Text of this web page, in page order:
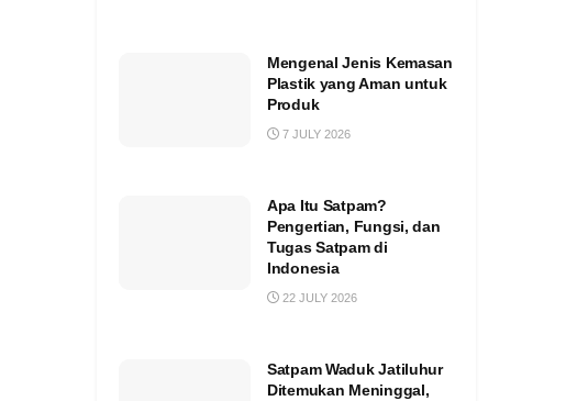
Mengenal Jenis Kemasan
Plastik yang Aman untuk
Produk
7 JULY 2026
Apa Itu Satpam?
Pengertian, Fungsi, dan
Tugas Satpam di
Indonesia
22 JULY 2026
Satpam Waduk Jatiluhur
Ditemukan Meninggal,